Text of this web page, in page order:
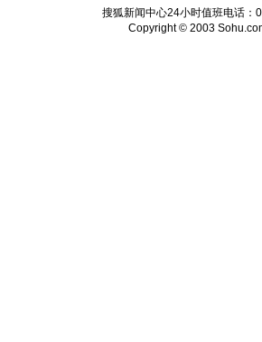
搜狐新闻中心24小时值班电话
Copyright © 2003